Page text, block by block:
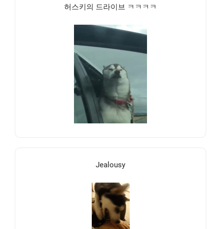
허스키의 드라이브 ㅋㅋㅋㅋ
Jealousy